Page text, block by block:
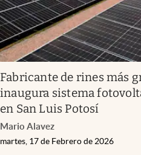
Fabricante de rines más
inaugura sistema
en San Luis Potosí
Mario Alavez
martes, 17 de Febrero de 2026